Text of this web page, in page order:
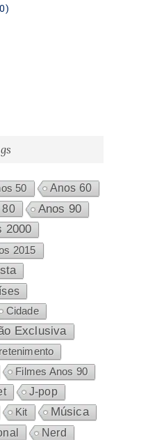
710
50
Anos 60
80 Anos 90
2000
2015
Cidade
Exclusiva
Filmes Anos 90
J-pop
Kit Música
Nerd